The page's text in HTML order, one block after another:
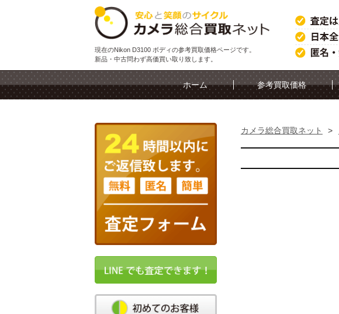
現在のNikon D3100 ボディの参考買取価格ページです。
新品・中古問わず高価買い取り致します。
ホーム 参考買取価格
カメラ総合買取ネット >